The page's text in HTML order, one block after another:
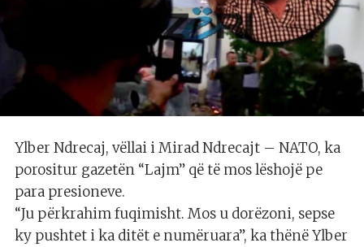
Ylber Ndrecaj, vëllai i Mirad Ndrecajt – NATO, ka
porositur gazetën “Lajm” që të mos lëshojë pe
para presioneve.
“Ju përkrahim fuqimisht. Mos u dorëzoni, sepse
ky pushtet i ka ditët e numëruara”, ka thënë Ylber